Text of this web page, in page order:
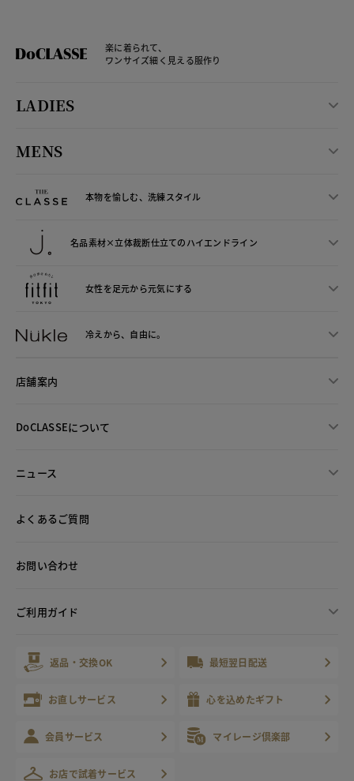
楽に着られて、
ワンサイズ細く見える服作り
LADIES
MENS
本物を愉しむ、洗練スタイル
名品素材×立体裁断仕立てのハイエンドライン
女性を足元から元気にする
冷えから、 自由に。
店舗案内
DoCLASSEについて
ニュース
よくあるご質問
お問い合わせ
ご利用ガイド
返品・交換OK 最短翌日配送
お直しサービス 心を込めたギフト
会員サービス マイレージ倶楽部
お店で試着サービス